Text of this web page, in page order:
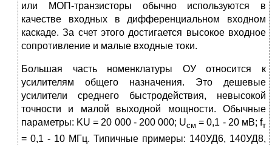
или МОП-транзисторы обычно используются в
качестве входных в дифференциальном входном
каскаде. За счет этого достигается высокое входное
сопротивление и малые входные токи.
Большая часть номенклатуры ОУ относится к
усилителям общего назначения. Это дешевые
усилители среднего быстродействия, невысокой
точности и малой выходной мощности. Обычные
параметры: KU = 20 000 - 200 000; Uсм = 0,1 - 20 мВ; fт
= 0,1 - 10 МГц. Типичные примеры: 140УД6, 140УД8,